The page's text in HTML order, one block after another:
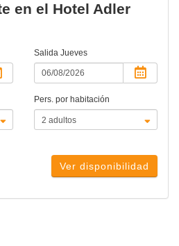
en el Hotel Adler
Salida Jueves
Pers. por habitación
Ver disponibilidad